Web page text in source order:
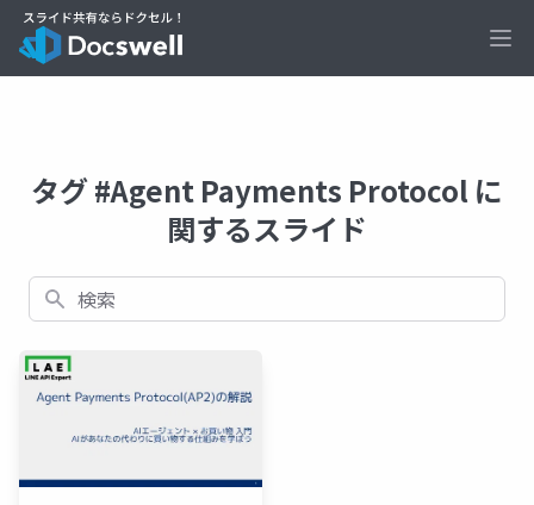
タグ #Agent Payments Protocol に
関するスライド
検索